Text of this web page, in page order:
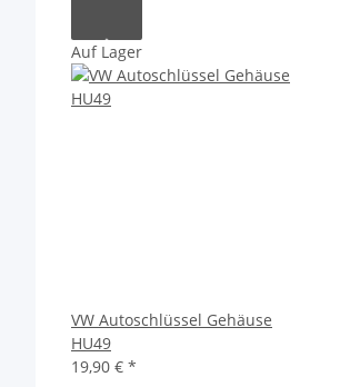
Auf Lager
VW Autoschlüssel Gehäuse
HU49
19,90 € *